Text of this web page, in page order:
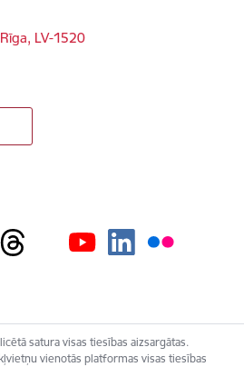
LV-1520
satura visas tiesības aizsargātas.
vienotās platformas visas tiesības